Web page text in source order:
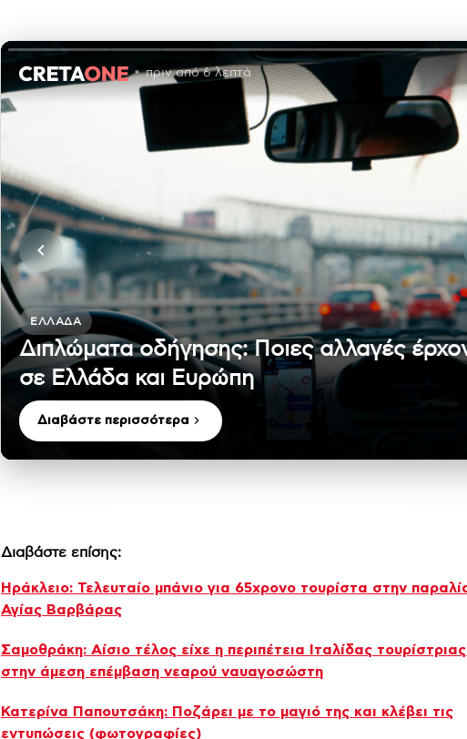
πριν από 6 λεπτά
ΕΛΛΆΔΑ
Διπλώματα οδήγησης: Ποιες αλλαγές
σε Ελλάδα και Ευρώπη
Διαβάστε περισσότερα
Διαβάστε επίσης:
Ηράκλειο: Τελευταίο μπάνιο για 65χρονο τουρίστα στην
Αγίας Βαρβάρας
Σαμοθράκη: Αίσιο τέλος είχε η περιπέτεια Ιταλίδας
στην άμεση επέμβαση νεαρού ναυαγοσώστη
Κατερίνα Παπουτσάκη: Ποζάρει με το μαγιό της και κλέβει τις
εντυπώσεις (φωτογραφίες)